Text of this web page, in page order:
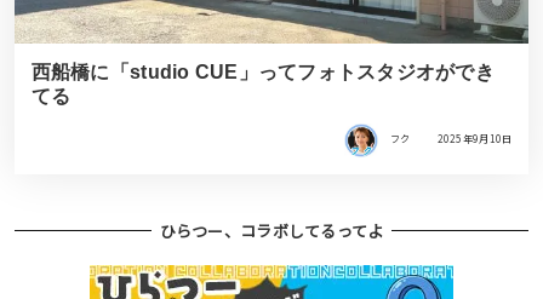
西船橋に「studio CUE」ってフォトスタジオができ
てる
フク 2025年9月10日
ひらつー、コラボしてるってよ